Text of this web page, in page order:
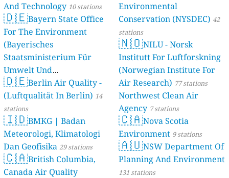
And Technology 10 stations
🇩🇪Bayern State Office
For The Environment
(Bayerisches
Staatsministerium Für
Umwelt Und
Verbraucherschutz) - LfU
46 stations
🇩🇪Berlin Air Quality -
(Luftqualität In Berlin) 14
stations
🇮🇩BMKG | Badan
Meteorologi, Klimatologi
Dan Geofisika 29 stations
🇨🇦British Columbia,
Canada Air Quality
Environmental
Conservation (NYSDEC) 42
stations
🇳🇴NILU - Norsk
Institutt For Luftforskning
(Norwegian Institute For
Air Research) 77 stations
Northwest Clean Air
Agency 7 stations
🇨🇦Nova Scotia
Environment 9 stations
🇦🇺NSW Department Of
Planning And Environment
131 stations